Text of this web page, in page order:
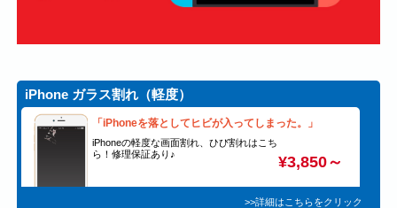
iPhone ガラス割れ（軽度）
「iPhoneを落としてヒビが入ってしまった。」
iPhoneの軽度な画面割れ、ひび割れはこち
ら！修理保証あり♪
¥3,850～
>>詳細はこちらをクリック